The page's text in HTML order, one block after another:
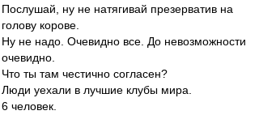
Послушай, ну не натягивай презерватив на
голову корове.
Ну не надо. Очевидно все. До невозможности
очевидно.
Что ты там честично согласен?
Люди уехали в лучшие клубы мира.
6 человек.